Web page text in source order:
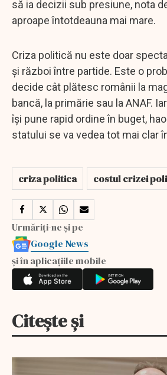
să ia decizii sub presiune, nota
aproape întotdeauna mai mare.
Criza politică nu este doar
și război între partide. Este o
decide cât plătesc românii la
bancă, la primărie sau la ANAF.
își pune rapid ordine în buget,
statului se va vedea tot mai clar
criza politica costul crizei
Urmăriți-ne și pe
Google News
și în aplicațiile mobile
Citește și